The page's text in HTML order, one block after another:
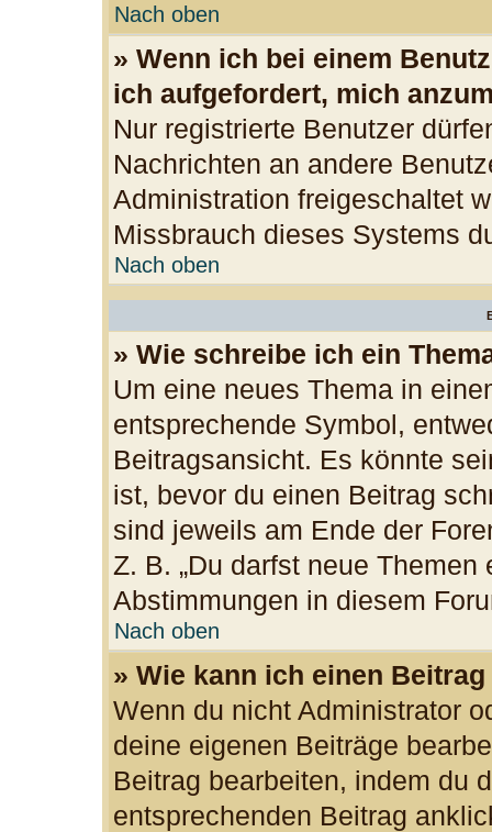
Nach oben
» Wenn ich bei einem
ich aufgefordert, mich
Nur registrierte Benutzer
Nachrichten an andere
Administration freigeschaltet
Missbrauch dieses Systems
Nach oben
» Wie schreibe ich ein
Um eine neues Thema in
entsprechende Symbol,
Beitragsansicht. Es könnte
ist, bevor du einen Beitrag
sind jeweils am Ende der
Z. B. „Du darfst neue Themen
Abstimmungen in diesem
Nach oben
» Wie kann ich einen
Wenn du nicht Administrator
deine eigenen Beiträge
Beitrag bearbeiten, indem du
entsprechenden Beitrag